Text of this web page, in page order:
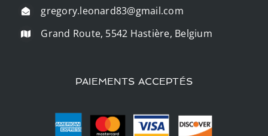
gregory.leonard83@gmail.com
Grand Route, 5542 Hastière, Belgium
PAIEMENTS ACCEPTÉS